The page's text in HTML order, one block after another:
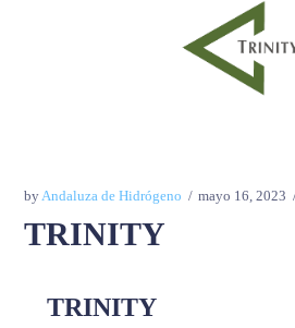
byAndaluza de Hidrógeno mayo 16, 2023
TRINITY
TRINITY